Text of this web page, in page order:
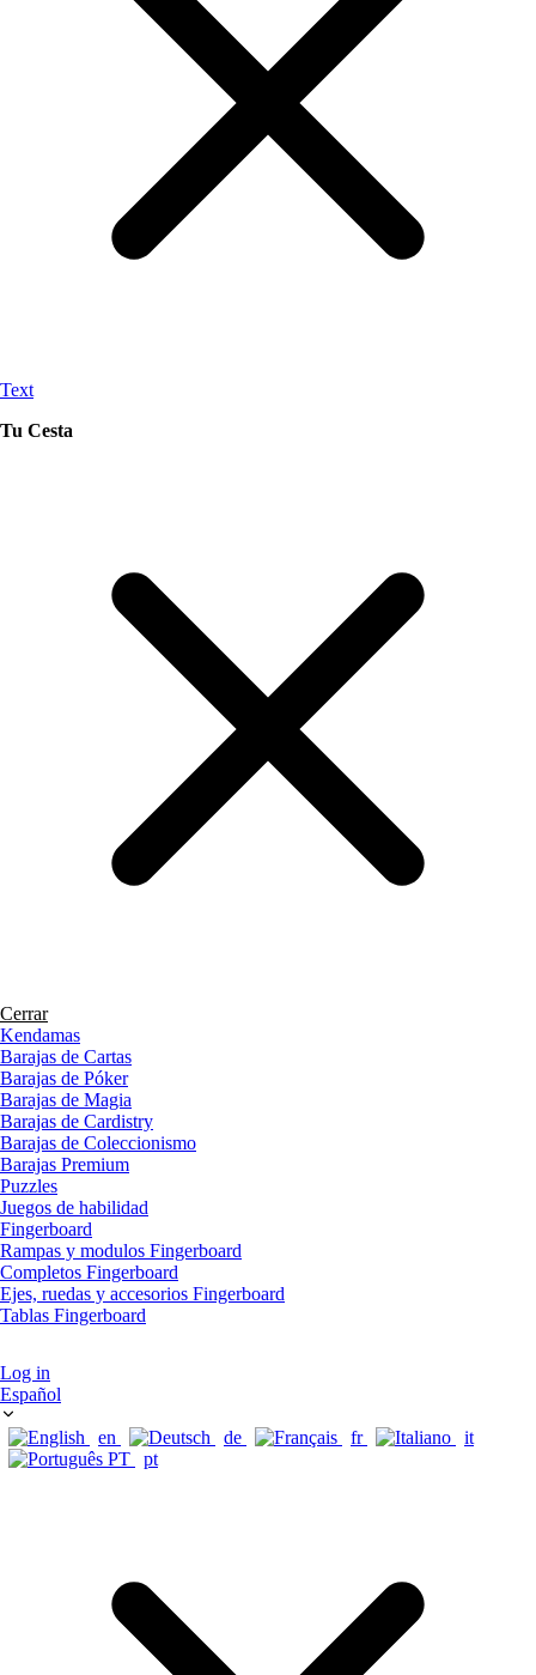
Text
Tu Cesta
Cerrar
Kendamas
Barajas de Cartas
Barajas de Póker
Barajas de Magia
Barajas de Cardistry
Barajas de Coleccionismo
Barajas Premium
Puzzles
Juegos de habilidad
Fingerboard
Rampas y modulos Fingerboard
Completos Fingerboard
Ejes, ruedas y accesorios Fingerboard
Tablas Fingerboard
Log in
Español
en de fr
it
pt